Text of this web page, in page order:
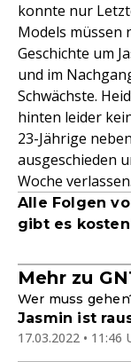
konnte nur
Models müssen
Geschichte um
und im
Schwächste.
hinten leider
23-Jährige
ausgeschieden
Woche verlassen.
Alle Folgen
gibt es
Mehr zu
Wer muss
Jasmin ist
17.03.2022 • 11:46